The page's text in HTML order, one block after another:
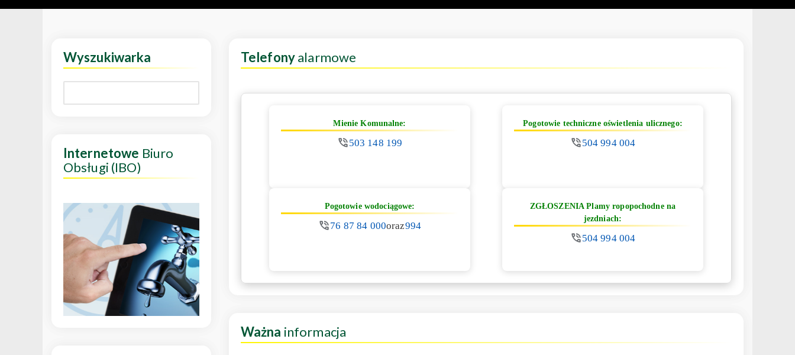
Telefonyalarmowe
Mienie Komunalne:
503 148 199
Pogotowie techniczne oświetlenia ulicznego:
504 994 004
Pogotowie wodociągowe:
76 87 84 000oraz994
ZGŁOSZENIA Plamy ropopochodne na
jezdniach:
504 994 004
Ważna informacja
Wyszukiwarka
Internetowe Biuro
Obsługi (IBO)